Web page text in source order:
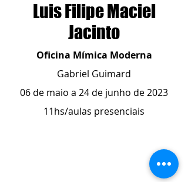
Luis Filipe Maciel
Jacinto
Oficina Mímica Moderna
Gabriel Guimard
06 de maio a 24 de junho de 2023
11hs/aulas presenciais
- whatsapp
contato@casadeteatropoa.com.br